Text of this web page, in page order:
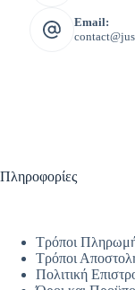
Email:
Πληροφορίες
Τρόποι
Τρόποι
Πολιτική